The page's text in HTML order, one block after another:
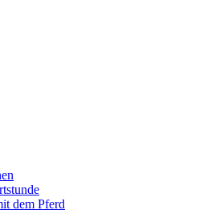
dem Pferd